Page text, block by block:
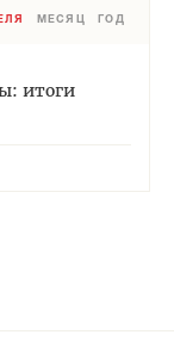
МЕСЯЦ ГОД
итоги